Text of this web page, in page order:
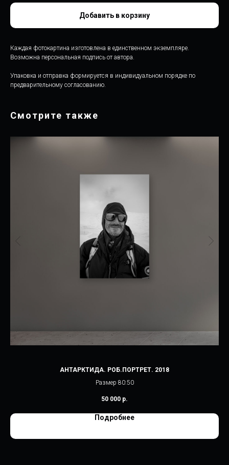
Добавить в корзину
Каждая фотокартина изготовлена в единственном экземпляре.
Возможна персональная подпись от автора.
Упаковка и отправка формируется в индивидуальном порядке по
предварительному согласованию.
Смотрите также
АНТАРКТИДА. РОБ.ПОРТРЕТ. 2018
Размер 80:50
50 000 р.
Подробнее